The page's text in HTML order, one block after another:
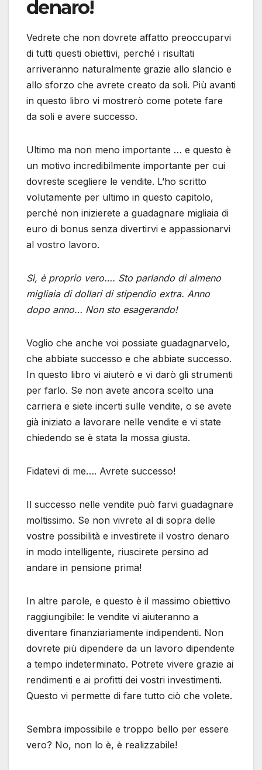
denaro!
Vedrete che non dovrete affatto preoccuparvi
di tutti questi obiettivi, perché i risultati
arriveranno naturalmente grazie allo slancio e
allo sforzo che avrete creato da soli. Più avanti
in questo libro vi mostrerò come potete fare
da soli e avere successo.
Ultimo ma non meno importante … e questo è
un motivo incredibilmente importante per cui
dovreste scegliere le vendite. L’ho scritto
volutamente per ultimo in questo capitolo,
perché non inizierete a guadagnare migliaia di
euro di bonus senza divertirvi e appassionarvi
al vostro lavoro.
Sì, è proprio vero…. Sto parlando di almeno
migliaia di dollari di stipendio extra. Anno
dopo anno… Non sto esagerando!
Voglio che anche voi possiate guadagnarvelo,
che abbiate successo e che abbiate successo.
In questo libro vi aiuterò e vi darò gli strumenti
per farlo. Se non avete ancora scelto una
carriera e siete incerti sulle vendite, o se avete
già iniziato a lavorare nelle vendite e vi state
chiedendo se è stata la mossa giusta.
Fidatevi di me…. Avrete successo!
Il successo nelle vendite può farvi guadagnare
moltissimo. Se non vivrete al di sopra delle
vostre possibilità e investirete il vostro denaro
in modo intelligente, riuscirete persino ad
andare in pensione prima!
In altre parole, e questo è il massimo obiettivo
raggiungibile: le vendite vi aiuteranno a
diventare finanziariamente indipendenti. Non
dovrete più dipendere da un lavoro dipendente
a tempo indeterminato. Potrete vivere grazie ai
rendimenti e ai profitti dei vostri investimenti.
Questo vi permette di fare tutto ciò che volete.
Sembra impossibile e troppo bello per essere
vero? No, non lo è, è realizzabile!